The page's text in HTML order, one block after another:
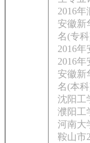
2016
安徽新
名(专
2016
2016
安徽新
名(本
沈阳工
濮阳工
河南大
鞍山市